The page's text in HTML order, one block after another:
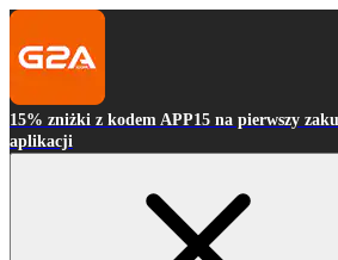
15% zniżki z kodem APP15 na pierwszy
aplikacji